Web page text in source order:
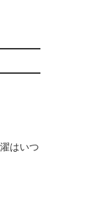
はいつ